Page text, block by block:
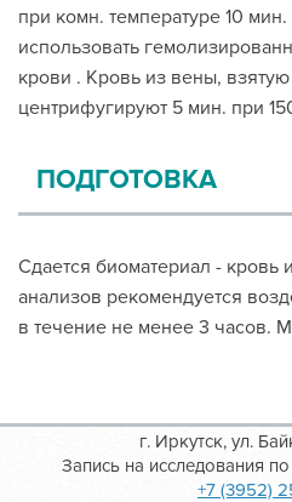
при комн. температуре 10
использовать
крови . Кровь из вены,
центрифугируют 5 мин. при
ПОДГОТОВКА
Сдается биоматериал - кровь
анализов рекомендуется
в течение не менее 3 часов.
г. Иркутск, ул.
Запись на исследования
+7 (3952)